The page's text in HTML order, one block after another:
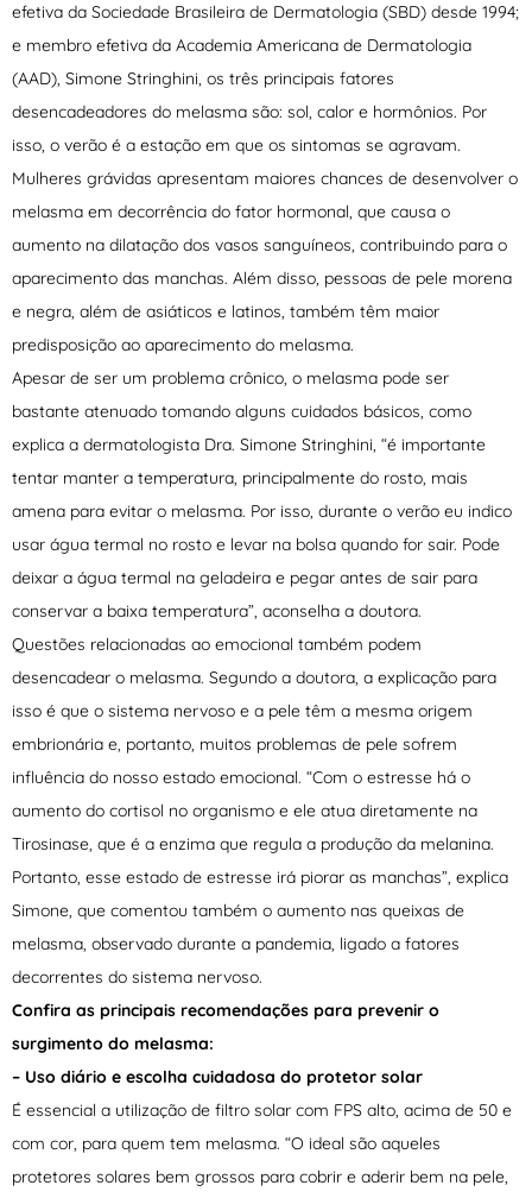
efetiva da Sociedade Brasileira de Dermatologia (SBD) desde 1994;
e membro efetiva da Academia Americana de Dermatologia
(AAD), Simone Stringhini, os três principais fatores
desencadeadores do melasma são: sol, calor e hormônios. Por
isso, o verão é a estação em que os sintomas se agravam.
Mulheres grávidas apresentam maiores chances de desenvolver o
melasma em decorrência do fator hormonal, que causa o
aumento na dilatação dos vasos sanguíneos, contribuindo para o
aparecimento das manchas. Além disso, pessoas de pele morena
e negra, além de asiáticos e latinos, também têm maior
predisposição ao aparecimento do melasma.
Apesar de ser um problema crônico, o melasma pode ser
bastante atenuado tomando alguns cuidados básicos, como
explica a dermatologista Dra. Simone Stringhini, “é importante
tentar manter a temperatura, principalmente do rosto, mais
amena para evitar o melasma. Por isso, durante o verão eu indico
usar água termal no rosto e levar na bolsa quando for sair. Pode
deixar a água termal na geladeira e pegar antes de sair para
conservar a baixa temperatura”, aconselha a doutora.
Questões relacionadas ao emocional também podem
desencadear o melasma. Segundo a doutora, a explicação para
isso é que o sistema nervoso e a pele têm a mesma origem
embrionária e, portanto, muitos problemas de pele sofrem
influência do nosso estado emocional. “Com o estresse há o
aumento do cortisol no organismo e ele atua diretamente na
Tirosinase, que é a enzima que regula a produção da melanina.
Portanto, esse estado de estresse irá piorar as manchas”, explica
Simone, que comentou também o aumento nas queixas de
melasma, observado durante a pandemia, ligado a fatores
decorrentes do sistema nervoso.
Confira as principais recomendações para prevenir o
surgimento do melasma:
– Uso diário e escolha cuidadosa do protetor solar
É essencial a utilização de filtro solar com FPS alto, acima de 50 e
com cor, para quem tem melasma. “O ideal são aqueles
protetores solares bem grossos para cobrir e aderir bem na pele,